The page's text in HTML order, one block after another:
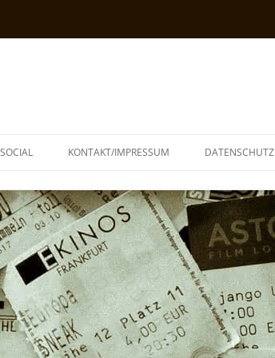
SOCIAL KONTAKT/IMPRESSUM DATENSCHUTZ